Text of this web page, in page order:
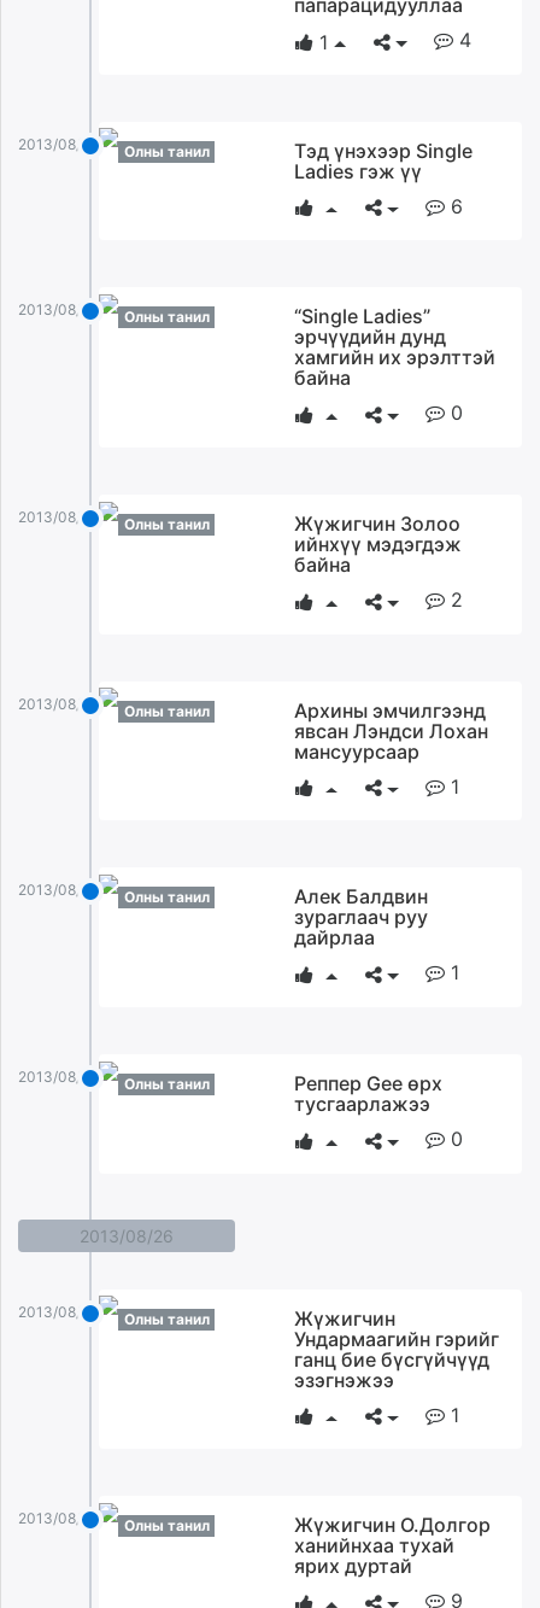
папарацидууллаа
1
4
2013/08/27 Олны танил
Тэд үнэхээр Single
Ladies гэж үү
6
2013/08/27 Олны танил
“Single Ladies”
эрчүүдийн дунд
хамгийн их эрэлттэй
байна
0
2013/08/27 Олны танил
Жүжигчин Золоо
ийнхүү мэдэгдэж
байна
2
2013/08/27 Олны танил
Архины эмчилгээнд
явсан Лэндси Лохан
мансуурсаар
1
2013/08/27 Олны танил
Алек Балдвин
зураглаач руу
дайрлаа
1
2013/08/27 Олны танил
Реппер Gee өрх
тусгаарлажээ
0
2013/08/26
2013/08/26 Олны танил
Жүжигчин
Ундармаагийн гэрийг
ганц бие бүсгүйчүүд
эзэгнэжээ
1
2013/08/26 Олны танил
Жүжигчин О.Долгор
ханийнхаа тухай
ярих дуртай
9